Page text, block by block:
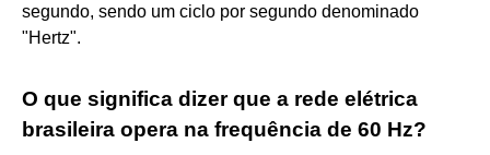
segundo, sendo um ciclo por segundo denominado
"Hertz".
O que significa dizer que a rede elétrica
brasileira opera na frequência de 60 Hz?